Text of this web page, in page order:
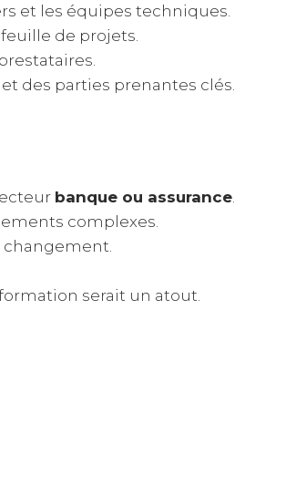
et les équipes techniques.
de projets.
des parties prenantes clés.
banque ou assurance.
complexes.
changement.
serait un atout.